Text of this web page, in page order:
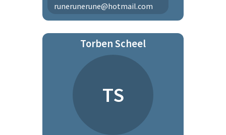
runerunerune@hotmail.com
Torben Scheel
TS